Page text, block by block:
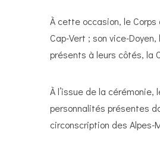
À cette occasion, le
Cap-Vert ; son vice-
présents à leurs côtés, la
À l’issue de la
personnalités présentes
circonscription des